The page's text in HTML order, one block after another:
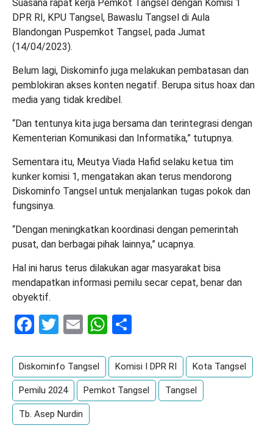
Suasana rapat kerja Pemkot Tangsel dengan Komisi 1
DPR RI, KPU Tangsel, Bawaslu Tangsel di Aula
Blandongan Puspemkot Tangsel, pada Jumat
(14/04/2023).
Belum lagi, Diskominfo juga melakukan pembatasan dan
pemblokiran akses konten negatif. Berupa situs hoax dan
media yang tidak kredibel.
“Dan tentunya kita juga bersama dan terintegrasi dengan
Kementerian Komunikasi dan Informatika,” tutupnya.
Sementara itu, Meutya Viada Hafid selaku ketua tim
kunker komisi 1, mengatakan akan terus mendorong
Diskominfo Tangsel untuk menjalankan tugas pokok dan
fungsinya.
“Dengan meningkatkan koordinasi dengan pemerintah
pusat, dan berbagai pihak lainnya,” ucapnya.
Hal ini harus terus dilakukan agar masyarakat bisa
mendapatkan informasi pemilu secar cepat, benar dan
obyektif.
Facebook
Twitter
EmailWhatsApp
Diskominfo Tangsel Komisi I DPR RI Kota Tangsel
Pemilu 2024 Pemkot Tangsel Tangsel
Tb. Asep Nurdin